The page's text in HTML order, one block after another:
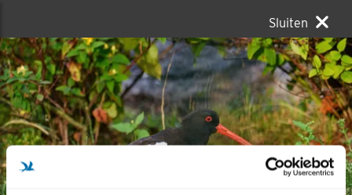
Sluiten